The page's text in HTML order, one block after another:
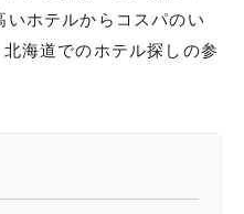
ホテルからコスパのい
海道でのホテル探しの参